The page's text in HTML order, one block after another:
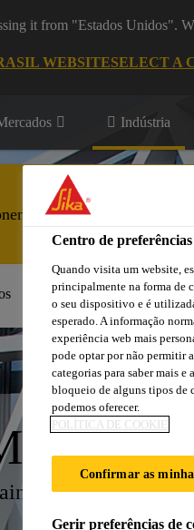
it from "Estados Unidos".
WEBSITESELECT A
Indústria
para Construção
Inovação
de alta
Centro de
Quando visita um website,
principalmente na forma de
o seu dispositivo e é
esperado. A informação
experiência web mais
pode optar por não permitir
categorias para saber mais
bloqueio de alguns tipos de
podemos oferecer.
POLÍTICA DE COOKIE
Confirmar as
Gerir preferências de